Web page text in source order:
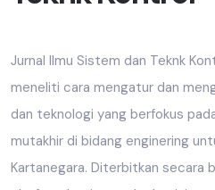
Jurnal Ilmu Sistem dan Teknk
meneliti cara mengatur dan
dan teknologi yang berfokus
mutakhir di bidang enginering
Kartanegara. Diterbitkan secara